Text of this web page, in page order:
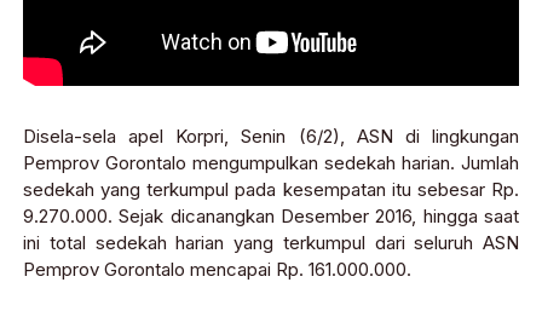
Disela-sela apel Korpri, Senin (6/2), ASN di lingkungan
Pemprov Gorontalo mengumpulkan sedekah harian. Jumlah
sedekah yang terkumpul pada kesempatan itu sebesar Rp.
9.270.000. Sejak dicanangkan Desember 2016, hingga saat
ini total sedekah harian yang terkumpul dari seluruh ASN
Pemprov Gorontalo mencapai Rp. 161.000.000.